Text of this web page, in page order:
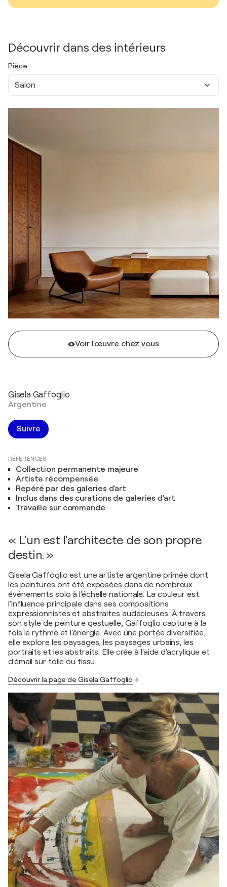
Découvrir dans des intérieurs
Pièce
Salon
Voir l'œuvre chez vous
Gisela Gaffoglio
Argentine
Suivre
RÉFÉRENCES
Collection permanente majeure
Artiste récompensée
Repéré par des galeries d'art
Inclus dans des curations de galeries d'art
Travaille sur commande
« L'un est l'architecte de son propre
destin. »
Gisela Gaffoglio est une artiste argentine primée dont
les peintures ont été exposées dans de nombreux
événements solo à l'échelle nationale. La couleur est
l'influence principale dans ses compositions
expressionnistes et abstraites audacieuses. À travers
son style de peinture gestuelle, Gaffoglio capture à la
fois le rythme et l'énergie. Avec une portée diversifiée,
elle explore les paysages, les paysages urbains, les
portraits et les abstraits. Elle crée à l'aide d'acrylique et
d'émail sur toile ou tissu.
Découvrir la page de Gisela Gaffoglio